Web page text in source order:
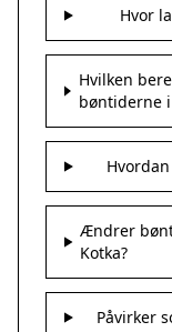
Hvor
Hvilken
bøntiderne i
Ændrer
Kotka?
Påvirker